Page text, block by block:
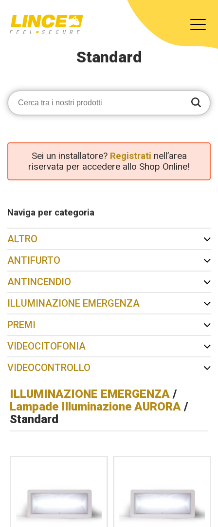
Standard
Sei un installatore? Registrati nell’area
riservata per accedere allo Shop Online!
Naviga per categoria
ALTRO
ANTIFURTO
ANTINCENDIO
ILLUMINAZIONE EMERGENZA
PREMI
VIDEOCITOFONIA
VIDEOCONTROLLO
ILLUMINAZIONE EMERGENZA /
Lampade Illuminazione AURORA /
Standard